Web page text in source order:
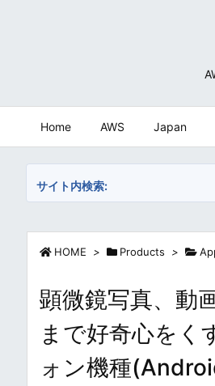
Home AWS Japan
サイト内検索:
HOME > Products >
顕微鏡写真、動
まで好奇心をく
ォン機種